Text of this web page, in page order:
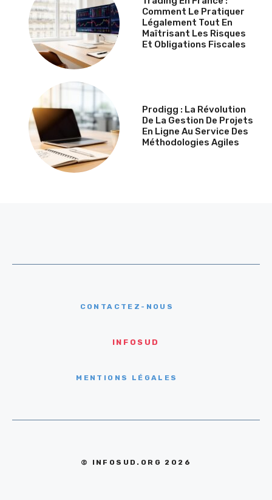
Comment Le Pratiquer
Légalement Tout En
Maîtrisant Les Risques
Et Obligations Fiscales
Prodigg : La Révolution
De La Gestion De Projets
En Ligne Au Service Des
Méthodologies Agiles
CONTACTEZ-NOUS
INFOSUD
MENTIONS LÉGALES
© INFOSUD.ORG 2026